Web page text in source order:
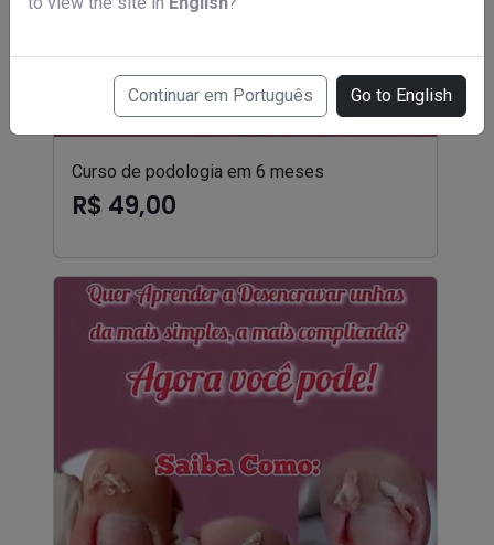
Continuar em Português Go to English
Curso de podologia em 6 meses
R$ 49,00